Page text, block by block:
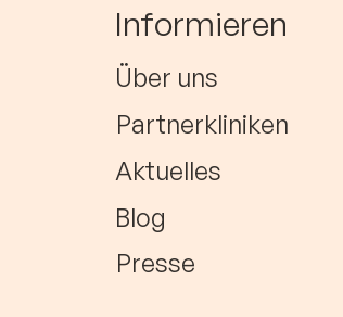
Informieren
Über uns
Partnerkliniken
Aktuelles
Blog
Presse